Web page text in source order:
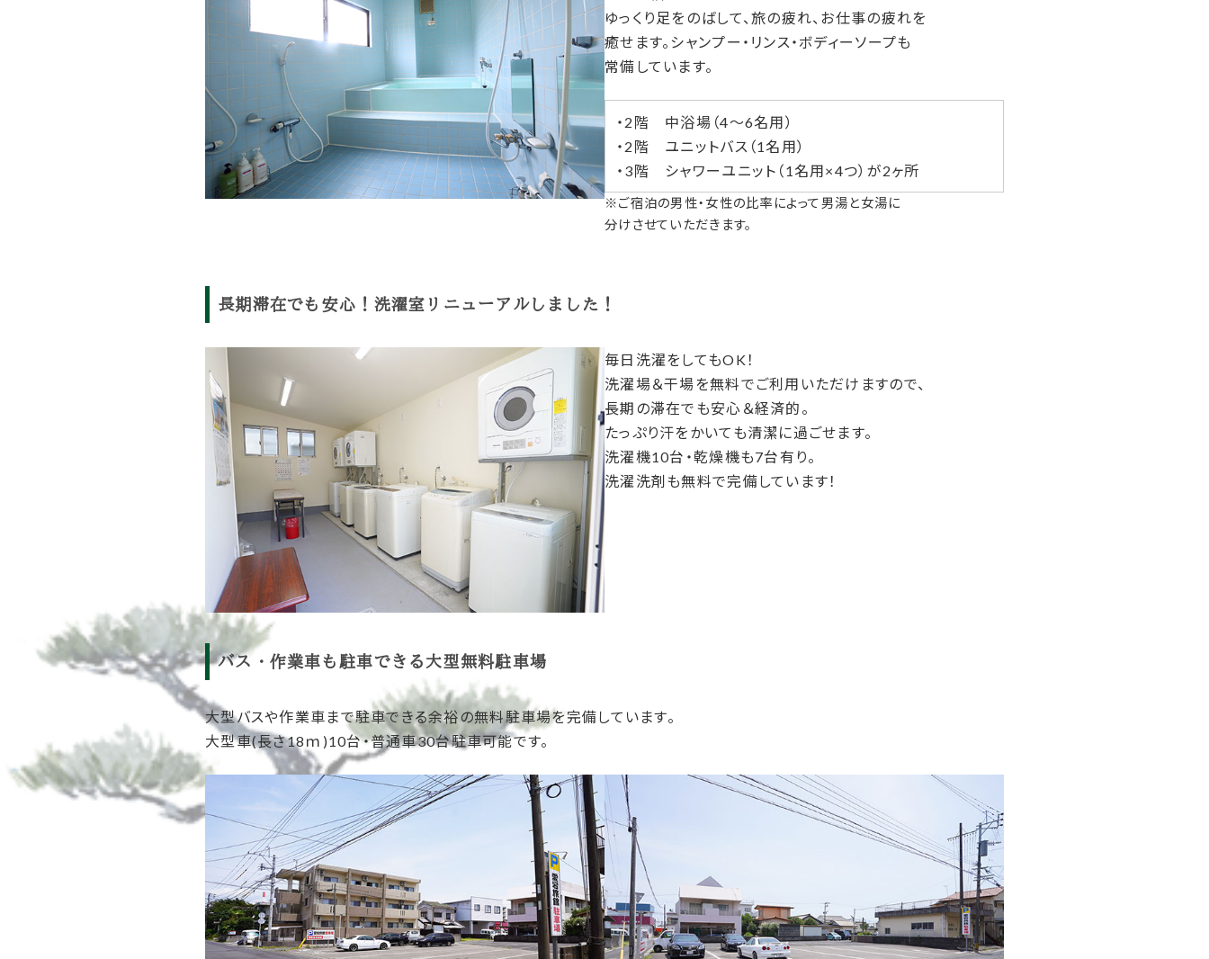
ゆっくり足をのばして、旅の疲れ、お仕事の疲れを
癒せます。シャンプー・リンス・ボディーソープも
常備しています。
・2階 中浴場（4〜6名用）
・2階 ユニットバス（1名用）
・3階 シャワーユニット（1名用×4つ）が2ヶ所
※ご宿泊の男性・女性の比率によって男湯と女湯に
分けさせていただきます。
長期滞在でも安心！ 洗濯室リニューアルしました！
毎日洗濯をしてもOK！
洗濯場＆干場を無料でご利用いただけますので、
長期の滞在でも安心＆経済的。
たっぷり汗をかいても清潔に過ごせます。
洗濯機10台・乾燥機も7台有り。
洗濯洗剤も無料で完備しています！
バス・作業車も駐車できる 大型無料駐車場
大型バスや作業車まで駐車できる余裕の無料駐車場を完備しています。
大型車(長さ18ｍ)10台・普通車30台駐車可能です。